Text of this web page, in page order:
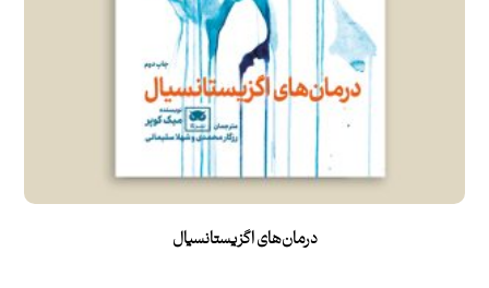
درمان‌های اگزیستانسیال